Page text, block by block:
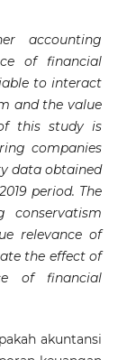
accounting
of financial
to interact
and the value
this study is
companies
data obtained
period. The
relevance of
the effect of
of financial
akuntansi